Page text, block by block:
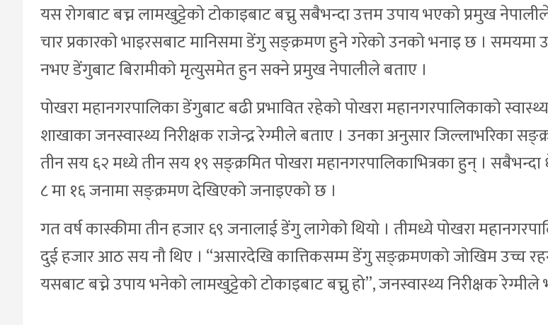
यस रोगबाट बच्न लामखुट्टेको टोकाइबाट बच्नु सबैभन्दा उत्तम उपाय भएको प्रमुख
चार प्रकारको भाइरसबाट मानिसमा डेंगु सङ्क्रमण हुने गरेको उनको भनाइ छ । समयमा
नभए डेंगुबाट बिरामीको मृत्युसमेत हुन सक्ने प्रमुख नेपालीले बताए ।
पोखरा महानगरपालिका डेंगुबाट बढी प्रभावित रहेको पोखरा महानगरपालिकाको स्वास्थ्य
शाखाका जनस्वास्थ्य निरीक्षक राजेन्द्र रेग्मीले बताए । उनका अनुसार जिल्लाभरिका
तीन सय ६२ मध्ये तीन सय १९ सङ्क्रमित पोखरा महानगरपालिकाभित्रका हुन् । सबैभन्दा
८ मा १६ जनामा सङ्क्रमण देखिएको जनाइएको छ ।
गत वर्ष कास्कीमा तीन हजार ६९ जनालाई डेंगु लागेको थियो । तीमध्ये पोखरा
दुई हजार आठ सय नौ थिए । “असारदेखि कात्तिकसम्म डेंगु सङ्क्रमणको जोखिम उच्च
यसबाट बच्ने उपाय भनेको लामखुट्टेको टोकाइबाट बच्नु हो”, जनस्वास्थ्य निरीक्षक रेग्मीले